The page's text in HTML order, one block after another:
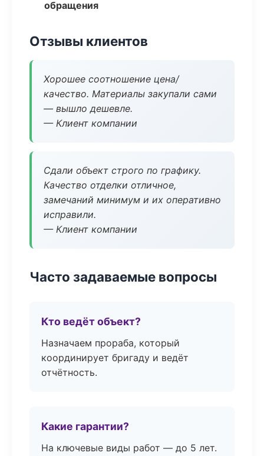
обращения
Отзывы клиентов
Хорошее соотношение цена/
качество. Материалы закупали сами
— вышло дешевле.
— Клиент компании
Сдали объект строго по графику.
Качество отделки отличное,
замечаний минимум и их оперативно
исправили.
— Клиент компании
Часто задаваемые вопросы
Кто ведёт объект?
Назначаем прораба, который
координирует бригаду и ведёт
отчётность.
Какие гарантии?
На ключевые виды работ — до 5 лет.